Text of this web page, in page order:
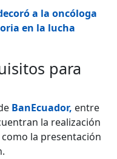
a la oncóloga
en la lucha
para
BanEcuador, entre
la realización
la presentación